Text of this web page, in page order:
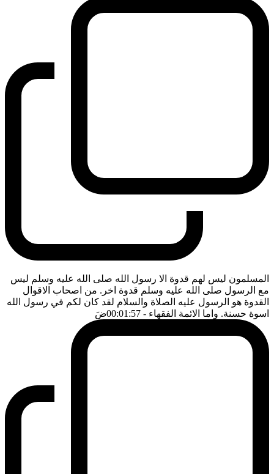
المسلمون ليس لهم قدوة الا رسول الله صلى الله عليه وسلم ليس
مع الرسول صلى الله عليه وسلم قدوة اخر. من اصحاب الاقوال
القدوة هو الرسول عليه الصلاة والسلام لقد كان لكم في رسول الله
اسوة حسنة. واما الائمة الفقهاء - 00:01:57 ضَ